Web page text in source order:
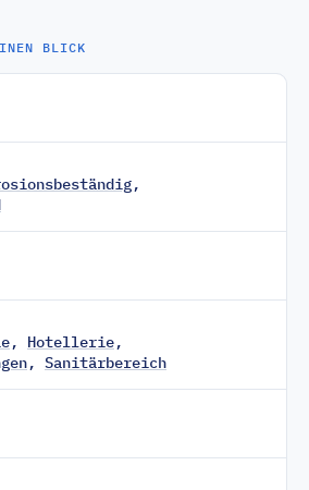
BLICK
,
, Hotellerie,
, Sanitärbereich